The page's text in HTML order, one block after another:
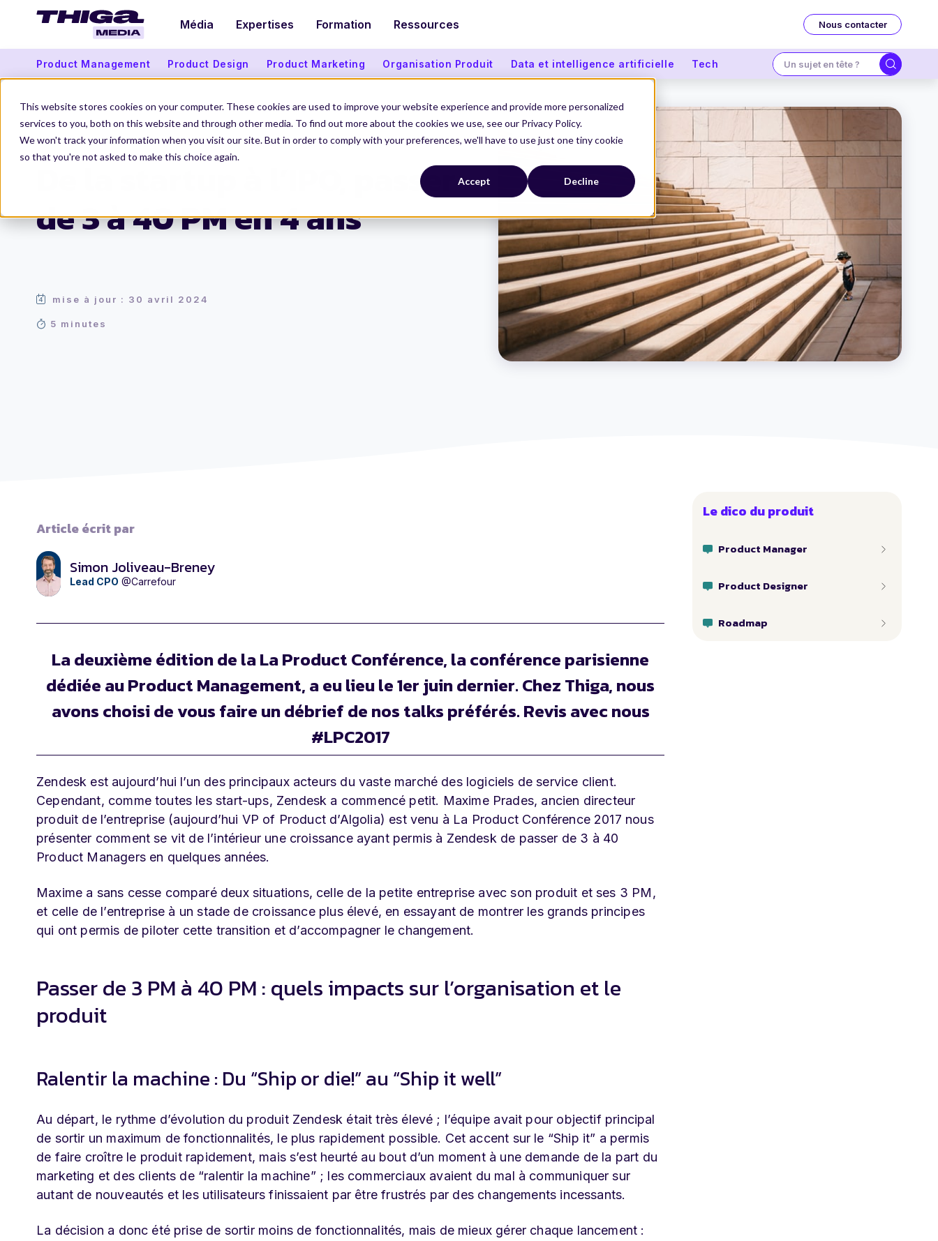
This website stores cookies on your computer. These cookies are used to improve your website experience and provide more personalized
services to you, both on this website and through other media. To find out more about the cookies we use, see our Privacy Policy.
We won't track your information when you visit our site. But in order to comply with your preferences, we'll have to use just one tiny cookie
so that you're not asked to make this choice again.
Accept Decline
Média Expertises Formation Ressources Nous contacter
Product Management Product Design Product Marketing Organisation Produit Data et intelligence artificielle Tech
Thiga Media Product Management De la startup à l’IPO, passer de 3 à 40 PM en 4 ans
De la startup à l’IPO, passer
de 3 à 40 PM en 4 ans
mise à jour : 30 avril 2024
5 minutes
Article écrit par
Simon Joliveau-Breney
Lead CPO @Carrefour
La deuxième édition de la La Product Conférence, la conférence parisienne
dédiée au Product Management, a eu lieu le 1er juin dernier. Chez Thiga, nous
avons choisi de vous faire un débrief de nos talks préférés. Revis avec nous
#LPC2017
Zendesk est aujourd’hui l’un des principaux acteurs du vaste marché des logiciels de service client.
Cependant, comme toutes les start-ups, Zendesk a commencé petit. Maxime Prades, ancien directeur
produit de l’entreprise (aujourd’hui VP of Product d’Algolia) est venu à La Product Conférence 2017 nous
présenter comment se vit de l’intérieur une croissance ayant permis à Zendesk de passer de 3 à 40
Product Managers en quelques années.
Maxime a sans cesse comparé deux situations, celle de la petite entreprise avec son produit et ses 3 PM,
et celle de l’entreprise à un stade de croissance plus élevé, en essayant de montrer les grands principes
qui ont permis de piloter cette transition et d’accompagner le changement.
Passer de 3 PM à 40 PM : quels impacts sur l’organisation et le
produit
Ralentir la machine : Du “Ship or die!” au “Ship it well”
Au départ, le rythme d’évolution du produit Zendesk était très élevé ; l’équipe avait pour objectif principal
de sortir un maximum de fonctionnalités, le plus rapidement possible. Cet accent sur le “Ship it” a permis
de faire croître le produit rapidement, mais s’est heurté au bout d’un moment à une demande de la part du
marketing et des clients de “ralentir la machine” ; les commerciaux avaient du mal à communiquer sur
autant de nouveautés et les utilisateurs finissaient par être frustrés par des changements incessants.
La décision a donc été prise de sortir moins de fonctionnalités, mais de mieux gérer chaque lancement :
Le dico du produit
Product Manager
Product Designer
Roadmap